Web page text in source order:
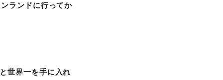
ランドに行ってか
世界一を手に入れ